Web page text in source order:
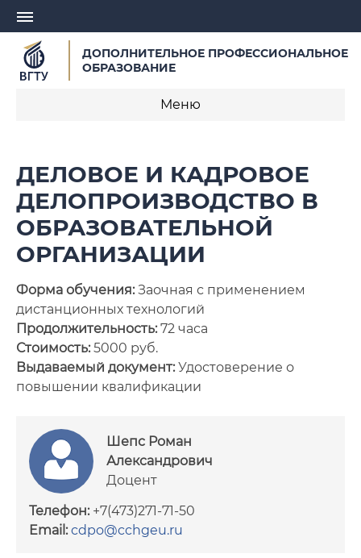
ДОПОЛНИТЕЛЬНОЕ ПРОФЕССИОНАЛЬНОЕ
ОБРАЗОВАНИЕ
Меню
Записаться на обучение
Профессиональная переподготовка
Курсы повышения квалификации
Курсы для педагогических работников
Заявка на разработку образовательной
программы
Сотрудники
Документы
Нормативное обеспечение
образовательных программ
ДЕЛОВОЕ И КАДРОВОЕ
ДЕЛОПРОИЗВОДСТВО В
ОБРАЗОВАТЕЛЬНОЙ
ОРГАНИЗАЦИИ
Форма обучения:Заочная с применением
дистанционных технологий
Продолжительность:72 часа
Стоимость:5000 руб.
Выдаваемый документ:Удостоверение о
повышении квалификации
Шепс Роман
Александрович
Доцент
Телефон:+7(473)271-71-50
Email: cdpo@cchgeu.ru